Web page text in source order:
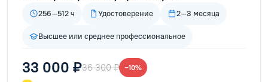
256–512 ч Удостоверение 2–3 месяца
Высшее или среднее профессиональное
33 000 ₽36 300 ₽ −10%